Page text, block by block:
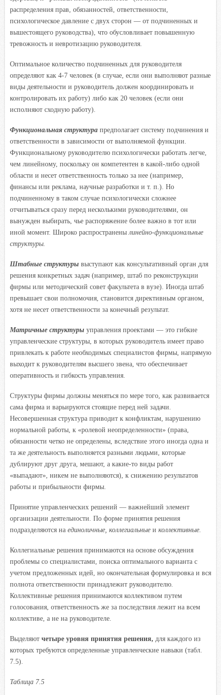
распределения прав, обязанностей, ответственности,
психологическое давление с двух сторон — от подчиненных и
вышестоящего руководства), что обусловливает повышенную
тревожность и невротизацию руководителя.
Оптимальное количество подчиненных для руководителя
определяют как 4-7 человек (в случае, если они выполняют разные
виды деятельности и руководитель должен координировать и
контролировать их работу) либо как 20 человек (если они
исполняют сходную работу).
Функциональная структура предполагает систему подчинения и
ответственности в зависимости от выполняемой функции.
Функциональному руководителю психологически работать легче,
чем линейному, поскольку он компетентен в какой-либо одной
области и несет ответственность только за нее (например,
финансы или реклама, научные разработки и т. п.). Но
подчиненному в таком случае психологически сложнее
отчитываться сразу перед несколькими руководителями, он
вынужден выбирать, чье распоряжение более важно в тот или
иной момент. Широко распространены линейно-функциональные
структуры.
Штабные структуры выступают как консультативный орган для
решения конкретных задач (например, штаб по реконструкции
фирмы или методический совет факультета в вузе). Иногда штаб
превышает свои полномочия, становится директивным органом,
хотя не несет ответственности за конечный результат.
Матричные структуры управления проектами — это гибкие
управленческие структуры, в которых руководитель имеет право
привлекать к работе необходимых специалистов фирмы, напрямую
выходит к руководителям высшего звена, что обеспечивает
оперативность и гибкость управления.
Структуры фирмы должны меняться по мере того, как развивается
сама фирма и варьируются стоящие перед ней задачи.
Несовершенная структура приводит к конфликтам, нарушению
нормальной работы, к «ролевой неопределенности» (права,
обязанности четко не определены, вследствие этого иногда одна и
та же деятельность выполняется разными людьми, которые
дублируют друг друга, мешают, а какие-то виды работ
«выпадают», никем не выполняются), к снижению результатов
работы и прибыльности фирмы.
Принятие управленческих решений — важнейший элемент
организации деятельности. По форме принятия решения
подразделяются на единоличные, коллегиальные и коллективные.
Коллегиальные решения принимаются на основе обсуждения
проблемы со специалистами, поиска оптимального варианта с
учетом предложенных идей, но окончательная формулировка и вся
полнота ответственности принадлежит руководителю.
Коллективные решения принимаются коллективом путем
голосования, ответственность же за последствия лежит на всем
коллективе, а не на руководителе.
Выделяют четыре уровня принятия решения, для каждого из
которых требуются определенные управленческие навыки (табл.
7.5).
Таблица 7.5